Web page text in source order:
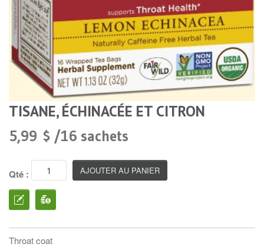
TISANE, ÉCHINACÉE ET CITRON
5,99 $ /16 sachets
Qté :
Throat coat